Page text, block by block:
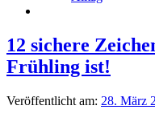
12 sichere
Frühling ist!
Veröffentlicht am: 28. März